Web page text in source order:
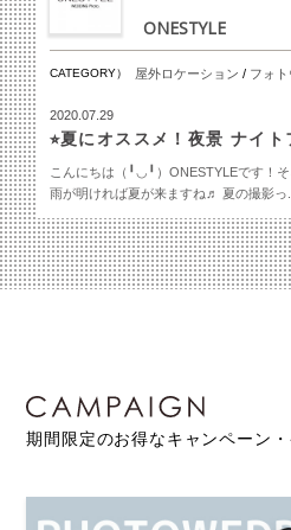
ONESTYLE
CATEGORY） 屋外ロケーション / フォ
2020.07.29
⭐︎夏にオススメ！夜景 ナイト
こんにちは（╹◡╹）ONESTYLEです！
雨が明ければ夏が来ますね♬ 夏の撮影っ...
期間限定のお得なキャンペーン